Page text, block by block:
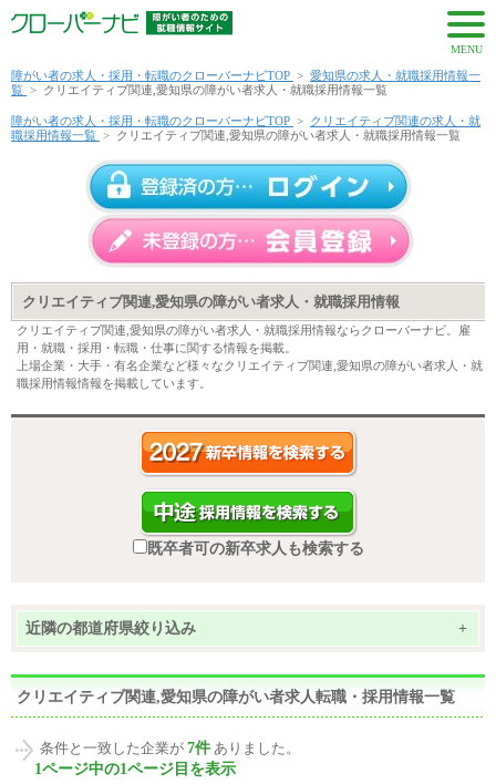
MENU
障がい者の求人・採用・転職のクローバーナビTOP > 愛知県の求人・就職採用情報一
覧 > クリエイティブ関連,愛知県の障がい者求人・就職採用情報一覧
障がい者の求人・採用・転職のクローバーナビTOP > クリエイティブ関連の求人・就
職採用情報一覧 > クリエイティブ関連,愛知県の障がい者求人・就職採用情報一覧
クリエイティブ関連,愛知県の障がい者求人・就職採用情報
クリエイティブ関連,愛知県の障がい者求人・就職採用情報ならクローバーナビ。雇
用・就職・採用・転職・仕事に関する情報を掲載。
上場企業・大手・有名企業など様々なクリエイティブ関連,愛知県の障がい者求人・就
職採用情報情報を掲載しています。
既卒者可の新卒求人も検索する
近隣の都道府県絞り込み +
クリエイティブ関連,愛知県の障がい者求人転職・採用情報一覧
条件と一致した企業が 7件 ありました。
1ページ中の1ページ目を表示